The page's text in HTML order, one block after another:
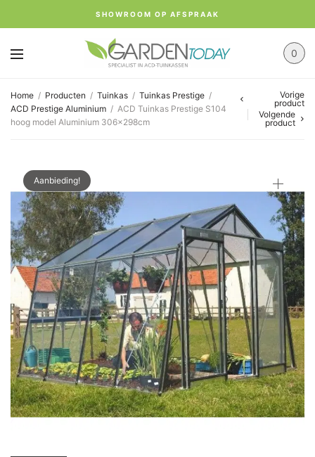
SHOWROOM OP AFSPRAAK
0
Home / Producten / Tuinkas / Tuinkas Prestige /
ACD Prestige Aluminium / ACD Tuinkas Prestige S104
hoog model Aluminium 306x298cm
Vorige
product
Volgende
product
Aanbieding!